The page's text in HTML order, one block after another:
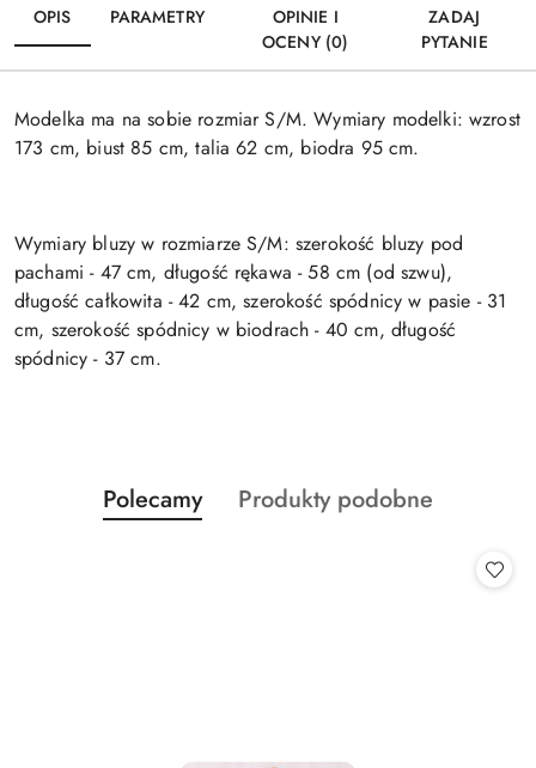
OPIS PARAMETRY
OPINIE I
OCENY (0)
ZADAJ
PYTANIE
Modelka ma na sobie rozmiar S/M. Wymiary modelki: wzrost
173 cm, biust 85 cm, talia 62 cm, biodra 95 cm.
Wymiary bluzy w rozmiarze S/M: szerokość bluzy pod
pachami - 47 cm, długość rękawa - 58 cm (od szwu),
długość całkowita - 42 cm, szerokość spódnicy w pasie - 31
cm, szerokość spódnicy w biodrach - 40 cm, długość
spódnicy - 37 cm.
Pomiń karuzelę produktów
Produkty
o
Polecamy
Produkty
Produkty podobne